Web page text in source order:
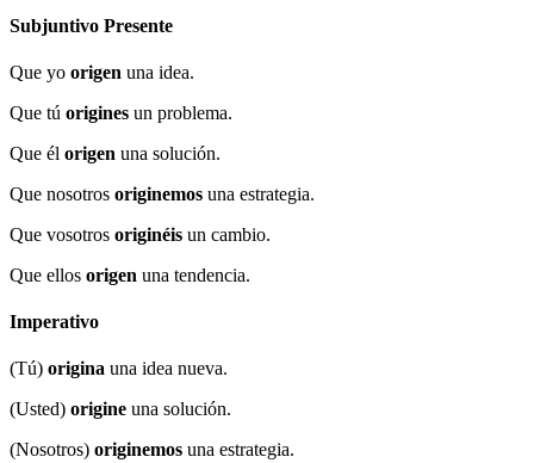
Subjuntivo Presente
Que yo origen una idea.
Que tú origines un problema.
Que él origen una solución.
Que nosotros originemos una estrategia.
Que vosotros originéis un cambio.
Que ellos origen una tendencia.
Imperativo
(Tú) origina una idea nueva.
(Usted) origine una solución.
(Nosotros) originemos una estrategia.